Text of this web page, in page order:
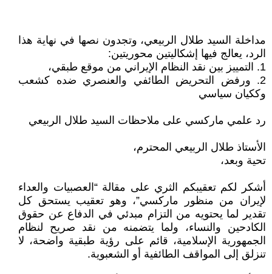
مداخلة السيد طلال الربيعي، وتجدون نصها في نهاية هذا
الرد، يعالج فيها إشكاليتين محوريتين:
1. التمييز بين نقد النظام الإيراني من موقع طبقي،
2. ورفض التحريض الطائفي والعنصري ضده كشعب
وككيان سياسي
رد علمي ماركسي على ملاحظات السيد طلال الربيعي
الأستاذ طلال الربيعي المحترم،
تحية وبعد،
أشكر لكم تعقيبكم الثري على مقالة “العصبيات والعداء
لإيران من منظور ماركسي”، وهو تعقيب يستحق كل
تقدير لما يحتويه من التزام مبدئي في الدفاع عن حقوق
الكادحين والنساء، ولما يتضمنه من نقد صريح لنظام
الجمهورية الإسلامية، قائم على رؤية طبقية واضحة، لا
تنزلق إلى المواقف الطائفية أو الشعبوية.